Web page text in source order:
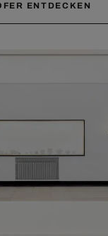
ENTDECKEN